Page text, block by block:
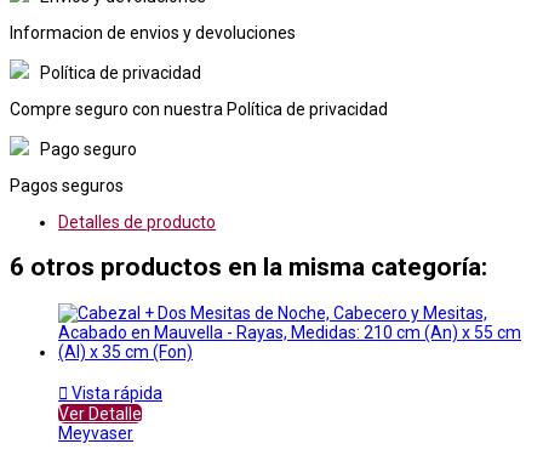
Informacion de envios y devoluciones
Política de privacidad
Compre seguro con nuestra Política de privacidad
Pago seguro
Pagos seguros
Detalles de producto
6 otros productos en la misma categoría:
 Vista rápida
Ver Detalle
Meyvaser